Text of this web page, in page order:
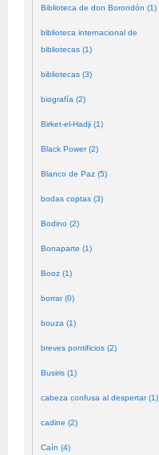
Biblioteca de don Borondón (1)
biblioteca internacional de
bibliotecas (1)
bibliotecas (3)
biografía (2)
Birket-el-Hadji (1)
Black Power (2)
Blanco de Paz (5)
bodas coptas (3)
Bodino (2)
Bonaparte (1)
Booz (1)
borrar (0)
bouza (1)
breves pontificios (2)
Busiris (1)
cabeza confusa al despertar (1)
cadine (2)
Caín (4)